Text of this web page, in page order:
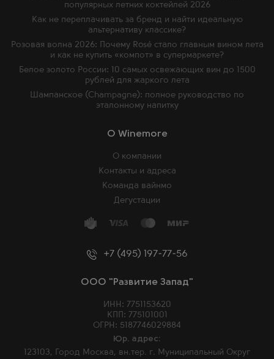
+7 (495) 197-77-56
ООО "Развитие Запад"
ИНН: 7751153620
КПП: 775101001
ОГРН: 5187746029884
Юр. адрес:
123103, Город Москва, вн.тер. г. Муниципальный Округ
O Winemore
О компании
Контакты и адреса
Команда вайнмо
Дегустации
популярных летних коктейлей 2026
Как не переплачивать за бренд и найти идеальную
альтернативу классике?
Розовая волна 2026: Почему Rosé стало главным вином лета
и как не купить «компот» в супермаркете?
Белое золото России: 10 самых освежающих вин до 1500
рублей для жаркого лета
Шампанское (Champagne): полное руководство по
эталонному напитку